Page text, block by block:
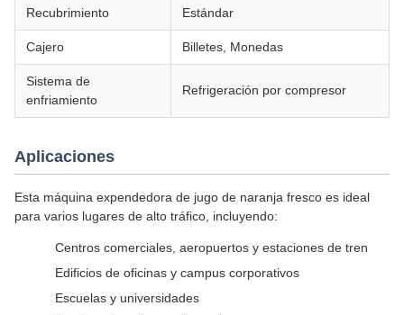
Recubrimiento Estándar
Cajero Billetes, Monedas
Sistema de
enfriamiento
Refrigeración por compresor
Aplicaciones
Esta máquina expendedora de jugo de naranja fresco es ideal
para varios lugares de alto tráfico, incluyendo:
Centros comerciales, aeropuertos y estaciones de tren
Edificios de oficinas y campus corporativos
Escuelas y universidades